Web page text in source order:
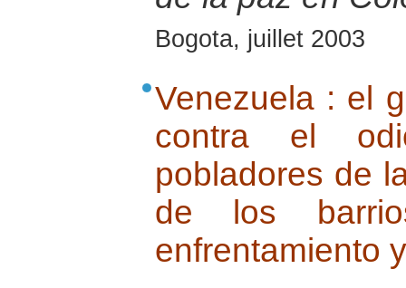
Bogota, juillet 2003
Venezuela : el
contra el
pobladores de
de los
enfrentamiento